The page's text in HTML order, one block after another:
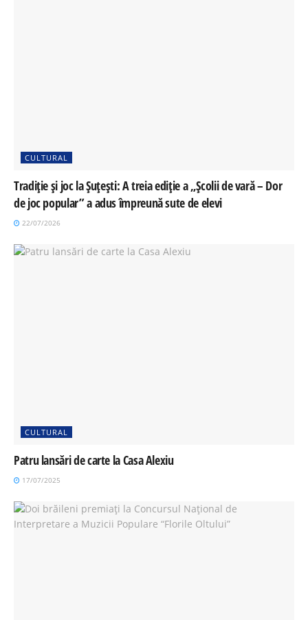
CULTURAL
Tradiție și joc la Șuțești: A treia ediție a „Școlii de vară – Dor
de joc popular” a adus împreună sute de elevi
22/07/2026
CULTURAL
Patru lansări de carte la Casa Alexiu
17/07/2025